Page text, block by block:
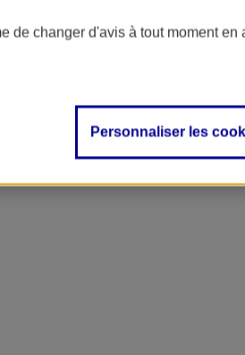
de changer d'avis à tout moment en
Personnaliser les